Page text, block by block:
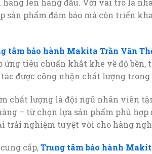
hàng lên hàng đầu. Với vai trò là
sản phẩm đảm bảo mà còn triển
tâm bảo hành Makita Trần Văn
ứng tiêu chuẩn khắt khe về độ
được công nhận chất lượng
chất lượng là đội ngũ nhân viên
– từ chọn lựa sản phẩm phù
trải nghiệm tuyệt vời cho hàng
cấp,Trung tâm bảo hành